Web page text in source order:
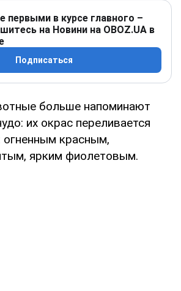
первыми в курсе главного –
на Новини на OBOZ.UA в
Подписаться
больше напоминают
их окрас переливается
огненным красным,
ярким фиолетовым.